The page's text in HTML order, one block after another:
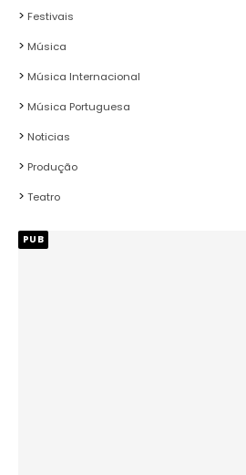
Festivais
Música
Música Internacional
Música Portuguesa
Noticias
Produção
Teatro
PUB